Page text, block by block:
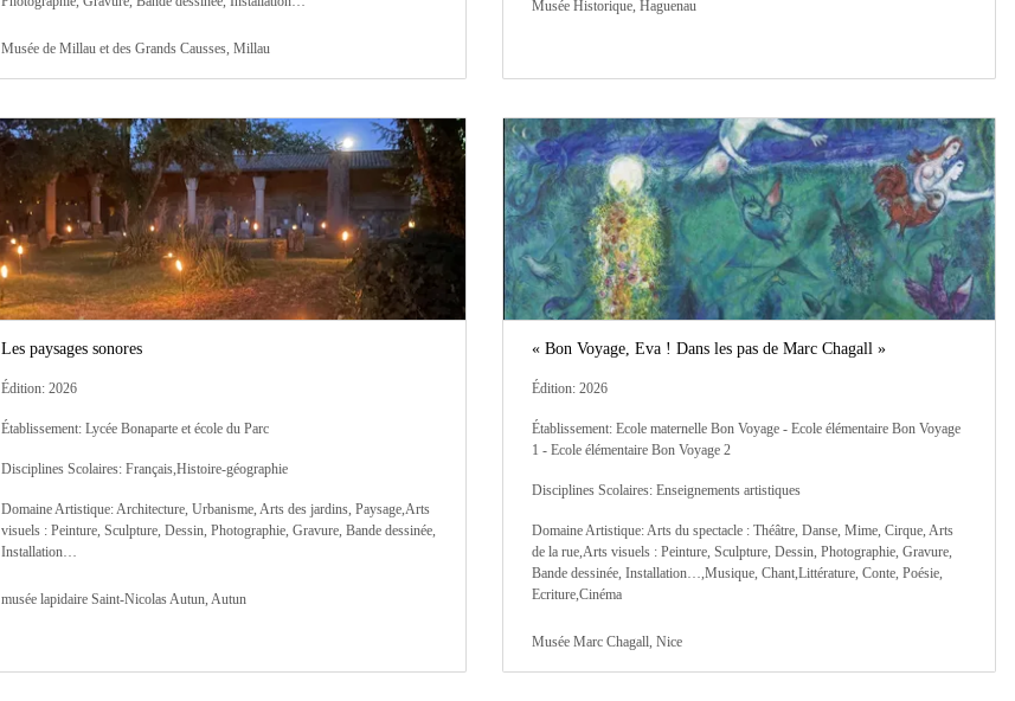
Musée de Millau et des Grands Causses, Millau
Musée Historique, Haguenau
Les paysages sonores
Édition: 2026
Établissement: Lycée Bonaparte et école du Parc
Disciplines Scolaires: Français,Histoire-géographie
Domaine Artistique: Architecture, Urbanisme, Arts des jardins, Paysage,Arts
visuels : Peinture, Sculpture, Dessin, Photographie, Gravure, Bande dessinée,
Installation…
musée lapidaire Saint-Nicolas Autun, Autun
« Bon Voyage, Eva ! Dans les pas de Marc Chagall »
Édition: 2026
Établissement: Ecole maternelle Bon Voyage - Ecole élémentaire Bon Voyage
1 - Ecole élémentaire Bon Voyage 2
Disciplines Scolaires: Enseignements artistiques
Domaine Artistique: Arts du spectacle : Théâtre, Danse, Mime, Cirque, Arts
de la rue,Arts visuels : Peinture, Sculpture, Dessin, Photographie, Gravure,
Bande dessinée, Installation…,Musique, Chant,Littérature, Conte, Poésie,
Ecriture,Cinéma
Musée Marc Chagall, Nice